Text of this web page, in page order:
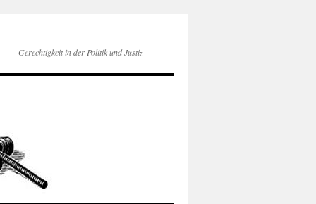
Gerechtigkeit in der Politik und Justiz